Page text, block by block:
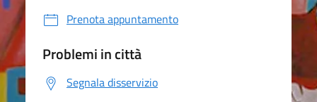
Prenota appuntamento
Problemi in città
Segnala disservizio